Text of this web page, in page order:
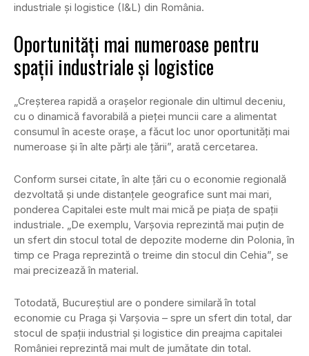
industriale şi logistice (I&L) din România.
Oportunități mai numeroase pentru
spații industriale și logistice
„Creşterea rapidă a oraşelor regionale din ultimul deceniu,
cu o dinamică favorabilă a pieţei muncii care a alimentat
consumul în aceste oraşe, a făcut loc unor oportunităţi mai
numeroase şi în alte părţi ale ţării”, arată cercetarea.
Conform sursei citate, în alte ţări cu o economie regională
dezvoltată şi unde distanţele geografice sunt mai mari,
ponderea Capitalei este mult mai mică pe piaţa de spaţii
industriale. „De exemplu, Varşovia reprezintă mai puţin de
un sfert din stocul total de depozite moderne din Polonia, în
timp ce Praga reprezintă o treime din stocul din Cehia”, se
mai precizează în material.
Totodată, Bucureştiul are o pondere similară în total
economie cu Praga şi Varşovia – spre un sfert din total, dar
stocul de spaţii industrial şi logistice din preajma capitalei
României reprezintă mai mult de jumătate din total.